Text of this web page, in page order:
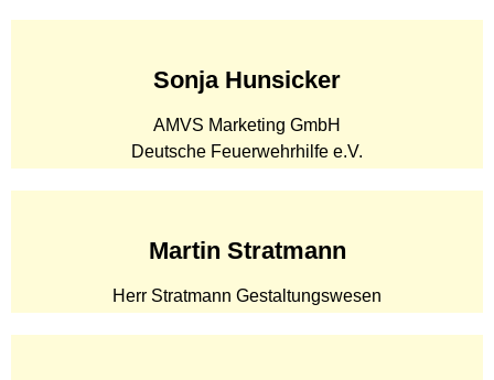
Sonja Hunsicker
AMVS Marketing GmbH
Deutsche Feuerwehrhilfe e.V.
Martin Stratmann
Herr Stratmann Gestaltungswesen